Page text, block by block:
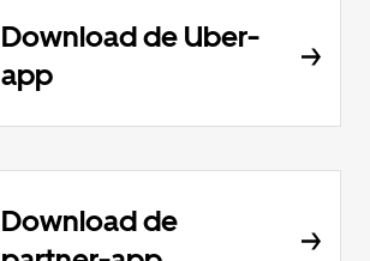
Download de Uber-
app
Download de